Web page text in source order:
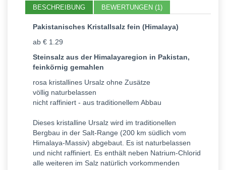
BESCHREIBUNG BEWERTUNGEN (1)
Pakistanisches Kristallsalz fein (Himalaya)
ab € 1.29
Steinsalz aus der Himalayaregion in Pakistan,
feinkörnig gemahlen
rosa kristallines Ursalz ohne Zusätze
völlig naturbelassen
nicht raffiniert - aus traditionellem Abbau
Dieses kristalline Ursalz wird im traditionellen
Bergbau in der Salt-Range (200 km südlich vom
Himalaya-Massiv) abgebaut. Es ist naturbelassen
und nicht raffiniert. Es enthält neben Natrium-Chlorid
alle weiteren im Salz natürlich vorkommenden